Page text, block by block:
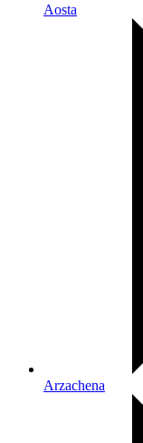
Aosta
Arzachena